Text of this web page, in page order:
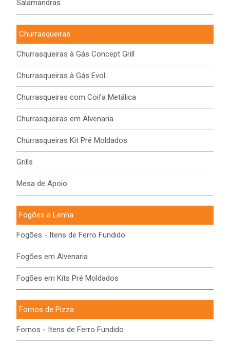
Salamandras
Churrasqueiras
Churrasqueiras à Gás Concept Grill
Churrasqueiras à Gás Evol
Churrasqueiras com Coifa Metálica
Churrasqueiras em Alvenaria
Churrasqueiras Kit Pré Moldados
Grills
Mesa de Apoio
Fogões a Lenha
Fogões - Itens de Ferro Fundido
Fogões em Alvenaria
Fogões em Kits Pré Moldados
Fornos de Pizza
Fornos - Itens de Ferro Fundido